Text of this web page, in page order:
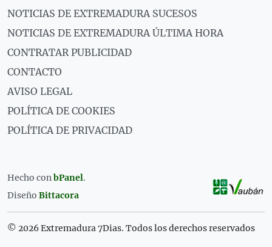
NOTICIAS DE EXTREMADURA SUCESOS
NOTICIAS DE EXTREMADURA ÚLTIMA HORA
CONTRATAR PUBLICIDAD
CONTACTO
AVISO LEGAL
POLÍTICA DE COOKIES
POLÍTICA DE PRIVACIDAD
Hecho conbPanel.
Diseño Bittacora
© 2026 Extremadura 7Dias. Todos los derechos reservados